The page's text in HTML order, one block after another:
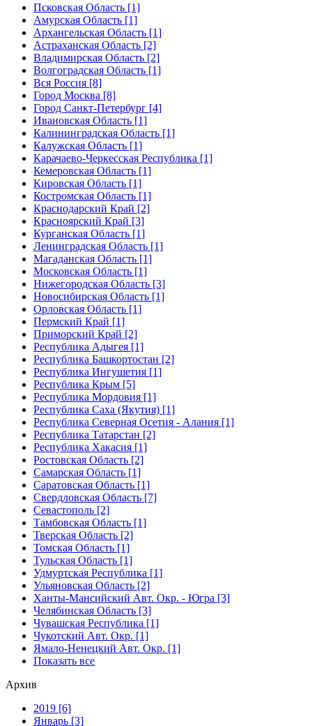
Псковская Область [1]
Амурская Область [1]
Архангельская Область [1]
Астраханская Область [2]
Владимирская Область [2]
Волгоградская Область [1]
Вся Россия [8]
Город Москва [8]
Город Санкт-Петербург [4]
Ивановская Область [1]
Калининградская Область [1]
Калужская Область [1]
Карачаево-Черкесская Республика [1]
Кемеровская Область [1]
Кировская Область [1]
Костромская Область [1]
Краснодарский Край [2]
Красноярский Край [3]
Курганская Область [1]
Ленинградская Область [1]
Магаданская Область [1]
Московская Область [1]
Нижегородская Область [3]
Новосибирская Область [1]
Орловская Область [1]
Пермский Край [1]
Приморский Край [2]
Республика Адыгея [1]
Республика Башкортостан [2]
Республика Ингушетия [1]
Республика Крым [5]
Республика Мордовия [1]
Республика Саха (Якутия) [1]
Республика Северная Осетия - Алания [1]
Республика Татарстан [2]
Республика Хакасия [1]
Ростовская Область [2]
Самарская Область [1]
Саратовская Область [1]
Свердловская Область [7]
Севастополь [2]
Тамбовская Область [1]
Тверская Область [2]
Томская Область [1]
Тульская Область [1]
Удмуртская Республика [1]
Ульяновская Область [2]
Ханты-Мансийский Авт. Окр. - Югра [3]
Челябинская Область [3]
Чувашская Республика [1]
Чукотский Авт. Окр. [1]
Ямало-Ненецкий Авт. Окр. [1]
Показать все
Архив
2019 [6]
Январь [3]